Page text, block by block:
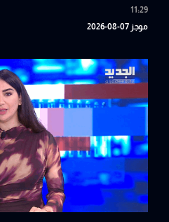
11:29
موجز 07-08-2026